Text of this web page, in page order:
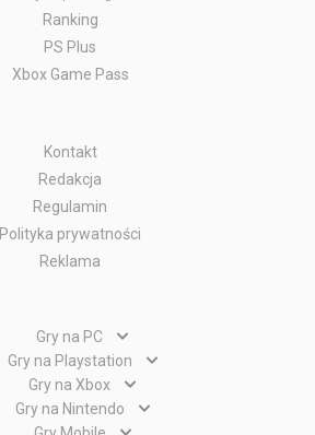
Ranking
PS Plus
Xbox Game Pass
Kontakt
Redakcja
Regulamin
Polityka prywatności
Reklama
Gry na PC
Gry PC
Gry WWW
Gry na Playstation
Gry PlayStation 5
Gry PlayStation 4
Gry na Xbox
Gry Xbox Series X
Gry na Nintendo
Gry Nintendo Switch